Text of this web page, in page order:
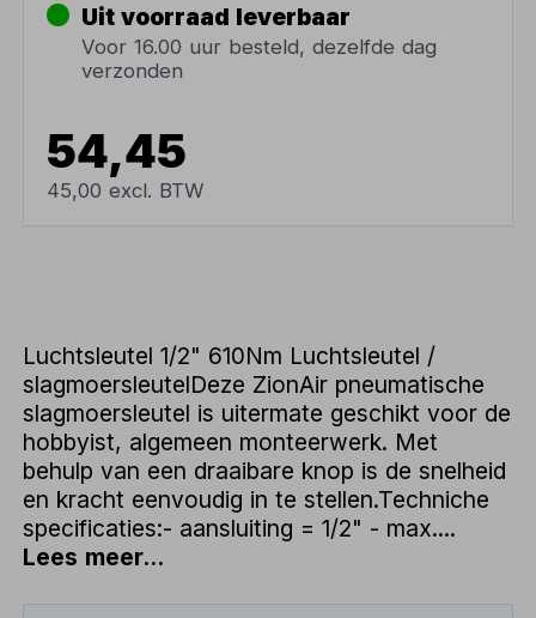
Uit voorraad leverbaar
Voor 16.00 uur besteld, dezelfde dag
verzonden
54,45
45,00 excl. BTW
Luchtsleutel 1/2" 610Nm Luchtsleutel /
slagmoersleutelDeze ZionAir pneumatische
slagmoersleutel is uitermate geschikt voor de
hobbyist, algemeen monteerwerk. Met
behulp van een draaibare knop is de snelheid
en kracht eenvoudig in te stellen.Techniche
specificaties:- aansluiting = 1/2" - max....
Lees meer...